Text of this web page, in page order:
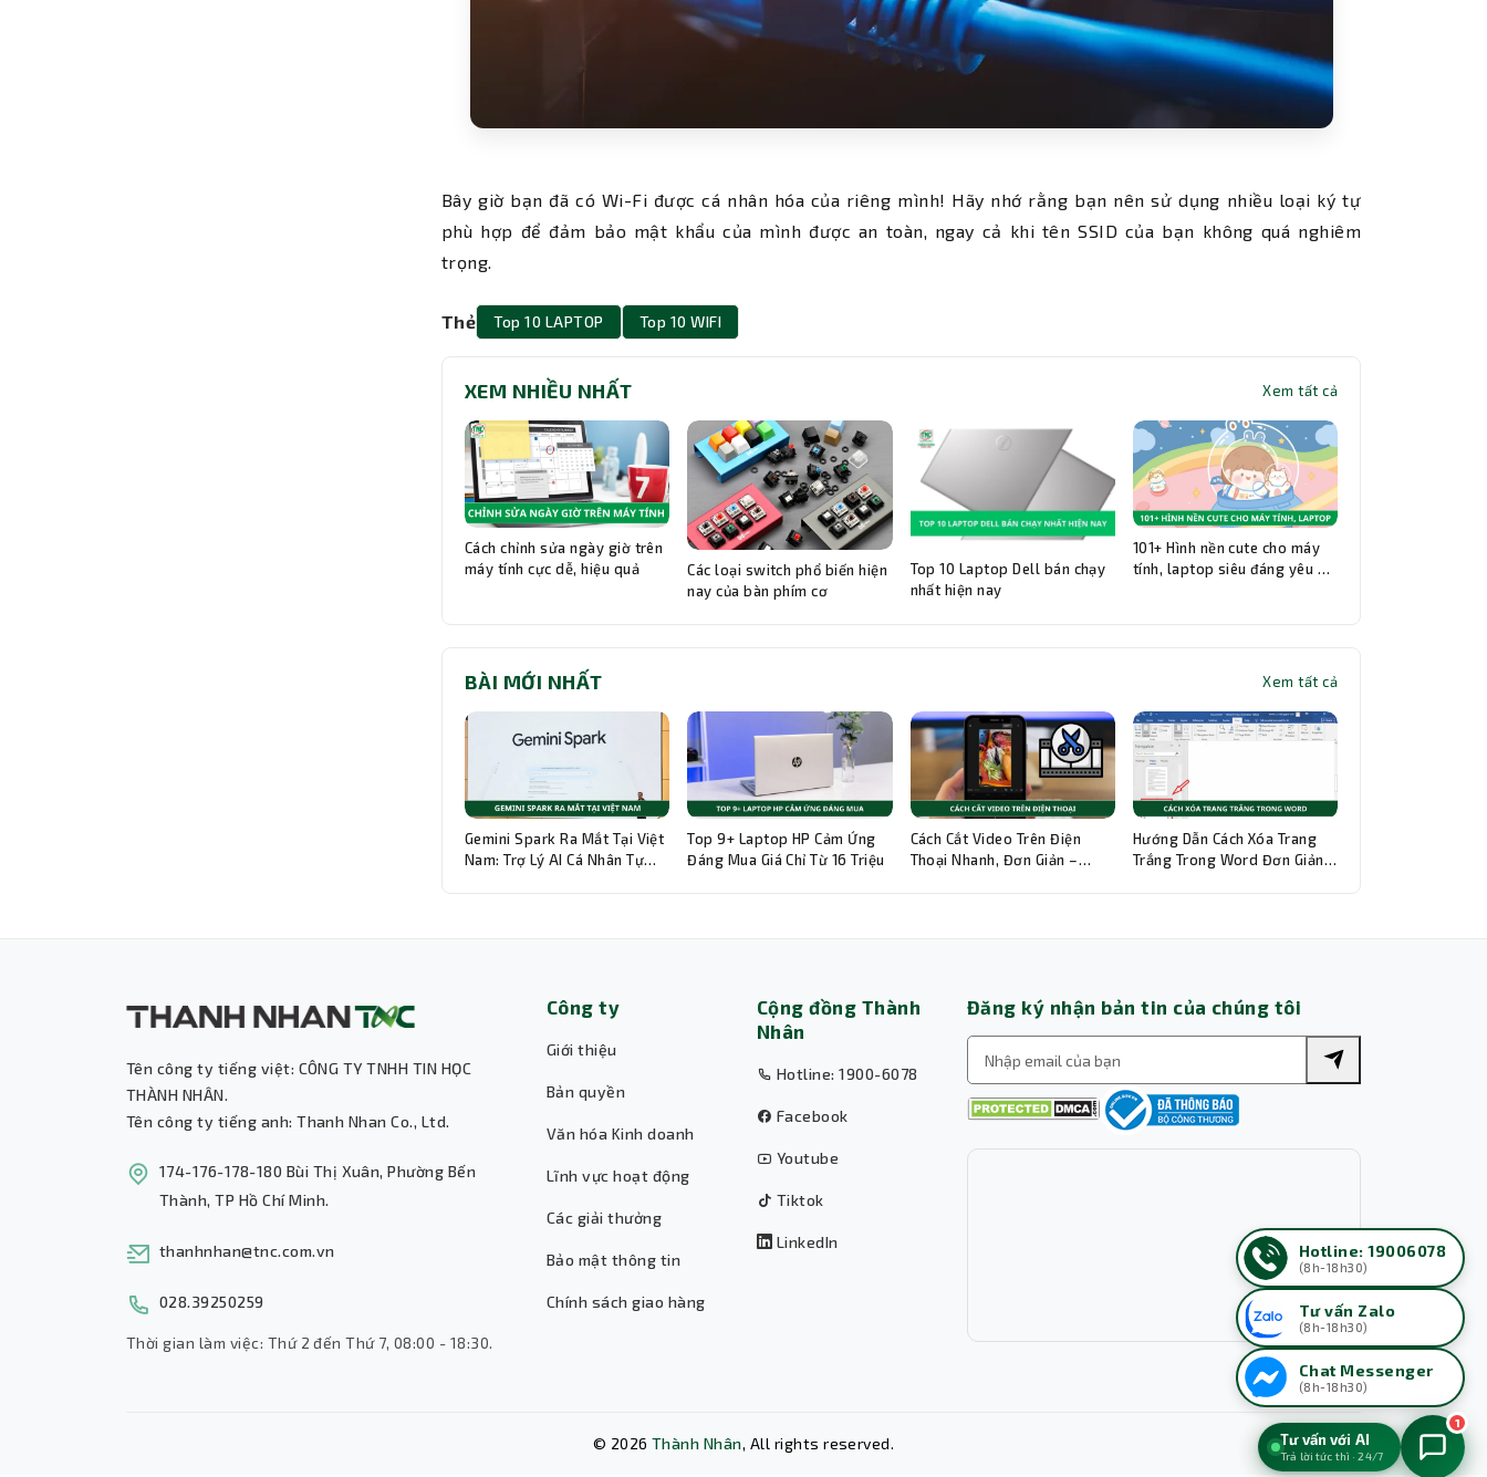
Bây giờ bạn đã có Wi-Fi được cá nhân hóa của riêng mình! Hãy nhớ rằng bạn nên sử dụng nhiều loại ký tự
phù hợp để đảm bảo mật khẩu của mình được an toàn, ngay cả khi tên SSID của bạn không quá nghiêm
trọng.
Thẻ Top 10 LAPTOP Top 10 WIFI
XEM NHIỀU NHẤT Xem tất cả
Cách chỉnh sửa ngày giờ trên
máy tính cực dễ, hiệu quả
Các loại switch phổ biến hiện
nay của bàn phím cơ
Top 10 Laptop Dell bán chạy
nhất hiện nay
101+ Hình nền cute cho máy
tính, laptop siêu đáng yêu và
BÀI MỚI NHẤT Xem tất cả
Gemini Spark Ra Mắt Tại Việt
Nam: Trợ Lý AI Cá Nhân Tự
Top 9+ Laptop HP Cảm Ứng
Đáng Mua Giá Chỉ Từ 16 Triệu
Cách Cắt Video Trên Điện
Thoại Nhanh, Đơn Giản –
Hướng Dẫn Cách Xóa Trang
Trắng Trong Word Đơn Giản,
Tên công ty tiếng việt: CÔNG TY TNHH TIN HỌC
THÀNH NHÂN.
Tên công ty tiếng anh: Thanh Nhan Co., Ltd.
174-176-178-180 Bùi Thị Xuân, Phường Bến
Thành, TP Hồ Chí Minh.
thanhnhan@tnc.com.vn
028.39250259
Thời gian làm việc: Thứ 2 đến Thứ 7, 08:00 - 18:30.
Công ty
Giới thiệu
Bản quyền
Văn hóa Kinh doanh
Lĩnh vực hoạt động
Các giải thưởng
Bảo mật thông tin
Chính sách giao hàng
Cộng đồng Thành
Nhân
Hotline: 1900-6078
Facebook
Youtube
Tiktok
LinkedIn
Đăng ký nhận bản tin của chúng tôi
© 2026 Thành Nhân, All rights reserved.
Hotline: 19006078
(8h-18h30)
Tư vấn Zalo
(8h-18h30)
Chat Messenger
(8h-18h30)
Thành Nhân TNC
Trợ lý AI • Phản hồi tức thì
Tư vấn với AI
Trả lời tức thì · 24/7
1